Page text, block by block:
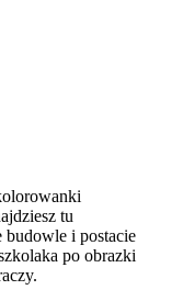
tu
i postacie
po obrazki